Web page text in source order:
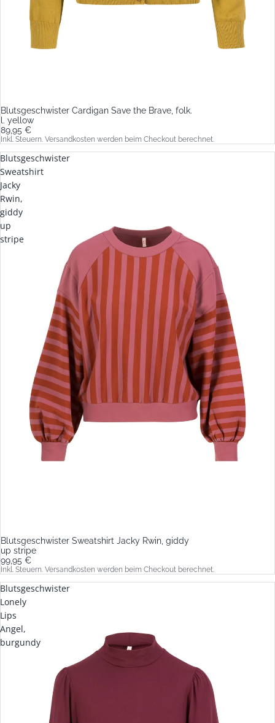
Blutsgeschwister Cardigan Save the Brave, folk.
l. yellow
89,95 €
Inkl. Steuern. Versandkosten werden beim Checkout berechnet.
Blutsgeschwister
Sweatshirt
Jacky
Rwin,
giddy
up
stripe
Blutsgeschwister Sweatshirt Jacky Rwin, giddy
up stripe
99,95 €
Inkl. Steuern. Versandkosten werden beim Checkout berechnet.
Blutsgeschwister
Lonely
Lips
Angel,
burgundy